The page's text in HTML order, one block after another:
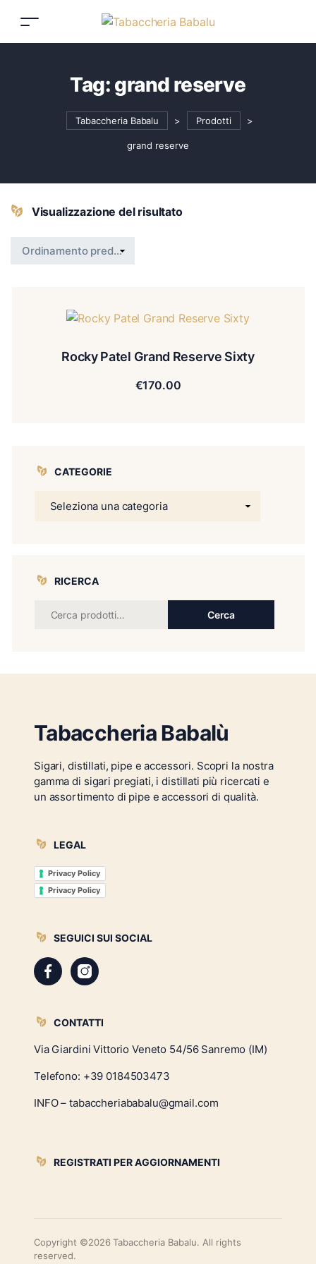
Tag: grand reserve
Tabaccheria Babalu > Prodotti >
grand reserve
Visualizzazione del risultato
Rocky Patel Grand Reserve Sixty
€170.00
CATEGORIE
RICERCA
Cerca
Tabaccheria Babalù
Sigari, distillati, pipe e accessori. Scopri la nostra
gamma di sigari pregiati, i distillati più ricercati e
un assortimento di pipe e accessori di qualità.
LEGAL
Privacy Policy
Privacy Policy
SEGUICI SUI SOCIAL
CONTATTI
Via Giardini Vittorio Veneto 54/56 Sanremo (IM)
Telefono: +39 0184503473
INFO – tabaccheriababalu@gmail.com
REGISTRATI PER AGGIORNAMENTI
Copyright ©2026 Tabaccheria Babalu. All rights
reserved.